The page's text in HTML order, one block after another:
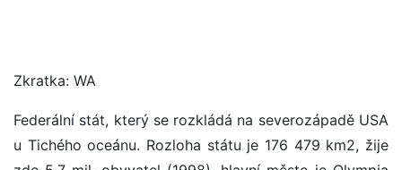
Zkratka: WA
Federální stát, který se rozkládá na severozápadě USA
u Tichého oceánu. Rozloha státu je 176 479 km2, žije